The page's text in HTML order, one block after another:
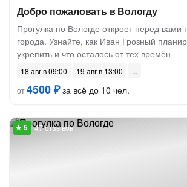
Добро пожаловать в Вологду
Прогулка по Вологде откроет перед вами
города. Узнайте, как Иван Грозный
укрепить и что осталось от тех времён
18 авг в 09:00
19 авг в 13:00
от4500 ₽за всё до 10 чел.
47 отзывов